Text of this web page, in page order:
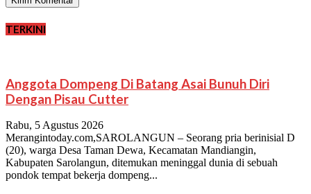
TERKINI
Anggota Dompeng Di Batang Asai Bunuh Diri
Dengan Pisau Cutter
Rabu, 5 Agustus 2026
Merangintoday.com,SAROLANGUN – Seorang pria berinisial D
(20), warga Desa Taman Dewa, Kecamatan Mandiangin,
Kabupaten Sarolangun, ditemukan meninggal dunia di sebuah
pondok tempat bekerja dompeng...